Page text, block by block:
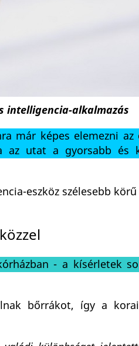
intelligencia-alkalmazás
már képes elemezni az
az utat a gyorsabb és
eszköz szélesebb
- a kísérletek
bőrrákot, így a